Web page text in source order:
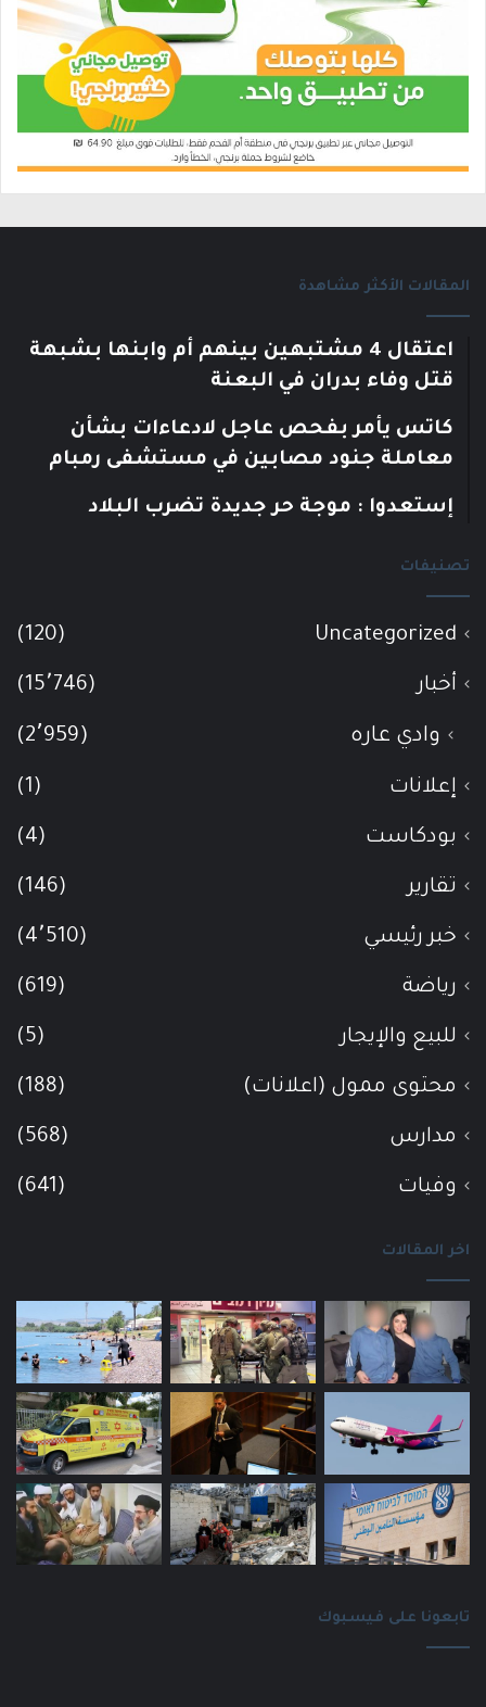
المقالات الأكثر مشاهدة
اعتقال 4 مشتبهين بينهم أم وابنها بشبهة
قتل وفاء بدران في البعنة
كاتس يأمر بفحص عاجل لادعاءات بشأن
معاملة جنود مصابين في مستشفى رمبام
إستعدوا : موجة حر جديدة تضرب البلاد
تصنيفات
Uncategorized
(120)
أخبار (15٬746)
وادي عاره (2٬959)
إعلانات (1)
بودكاست (4)
تقارير (146)
خبر رئيسي (4٬510)
رياضة (619)
للبيع والإيجار (5)
محتوى ممول (اعلانات) (188)
مدارس (568)
وفيات (641)
اخر المقالات
تابعونا على فيسبوك